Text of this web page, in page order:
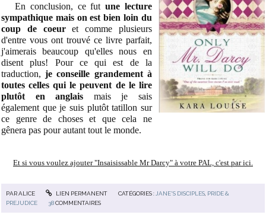
En conclusion, ce futune lecture
sympathique mais on est bien loin du
coup de coeuret comme plusieurs
d'entre vous ont trouvé ce livre parfait,
j'aimerais beaucoup qu'elles nous en
disent plus! Pour ce qui est de la
traduction,je conseille grandement à
toutes celles qui le peuvent de le lire
plutôt en anglais mais je sais
également que je suis plutôt tatillon sur
ce genre de choses et que cela ne
gênera pas pour autant tout le monde.
Et si vous voulez ajouter "Insaisissable Mr Darcy" à votre PAL, c'est par ici.
PARALICE LIEN PERMANENT CATÉGORIES : JANE'S DISCIPLES PRIDE &
PREJUDICE
38 COMMENTAIRES